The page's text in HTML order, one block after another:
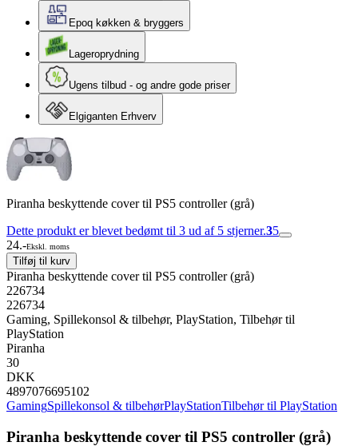
Epoq køkken & bryggers
Lageroprydning
Ugens tilbud - og andre gode priser
Elgiganten Erhverv
Piranha beskyttende cover til PS5 controller (grå)
Dette produkt er blevet bedømt til 3 ud af 5 stjerner.35
24.-Ekskl. moms
Tilføj til kurv
Piranha beskyttende cover til PS5 controller (grå)
226734
226734
Gaming, Spillekonsol & tilbehør, PlayStation, Tilbehør til
PlayStation
Piranha
30
DKK
4897076695102
GamingSpillekonsol & tilbehørPlayStationTilbehør til PlayStation
Piranha beskyttende cover til PS5 controller (grå)